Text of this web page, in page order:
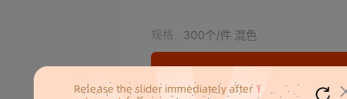
规格 300个/件 混色